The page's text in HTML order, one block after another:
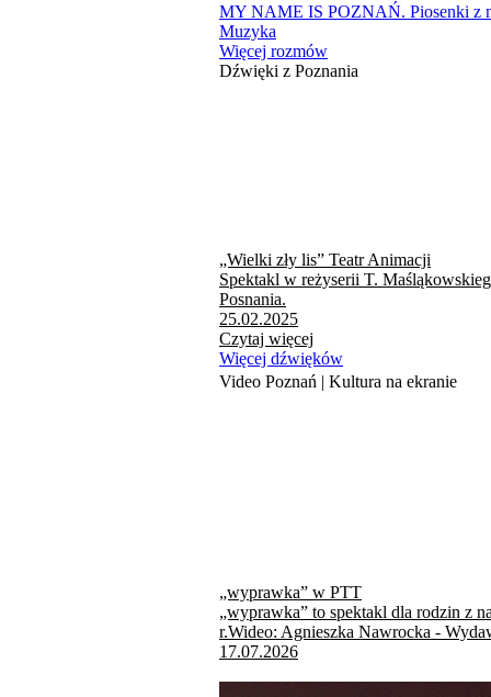
MY NAME IS POZNAŃ. Piosenki z
Muzyka
Więcej rozmów
Dźwięki z Poznania
„Wielki zły lis” Teatr Animacji
Spektakl w reżyserii T.
Posnania.
25.02.2025
Czytaj więcej
Więcej dźwięków
Video Poznań | Kultura na ekranie
„wyprawka” w PTT
„wyprawka” to spektakl dla rodzin z
r.Wideo: Agnieszka Nawrocka -
17.07.2026